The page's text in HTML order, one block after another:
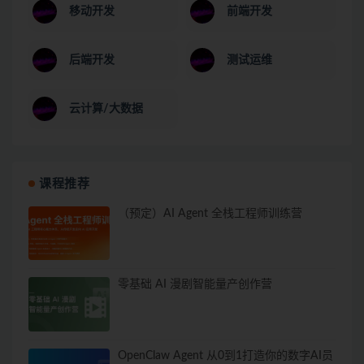
移动开发 前端开发
后端开发 测试运维
云计算/大数据
课程推荐
（预定）AI Agent 全栈工程师训练营
零基础 AI 漫剧智能量产创作营
OpenClaw Agent 从0到1打造你的数字AI员